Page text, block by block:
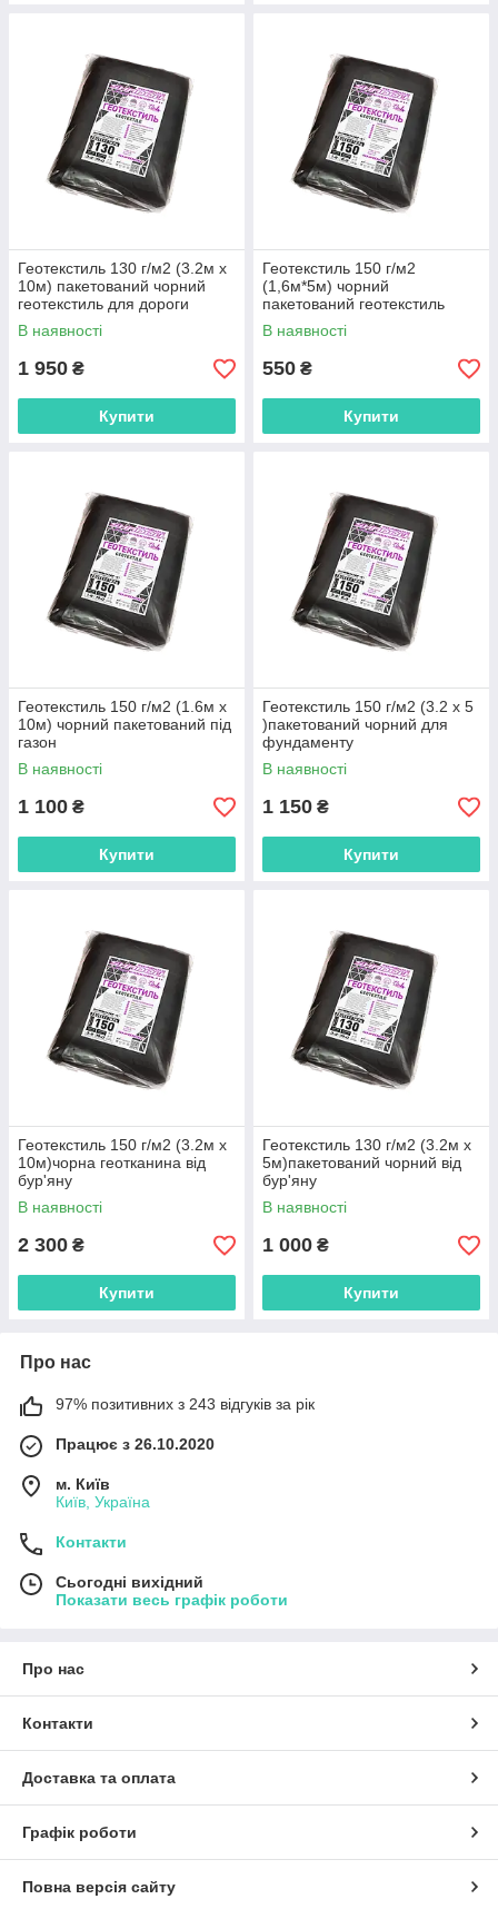
Геотекстиль 130 г/м2 (3.2м х
10м) пакетований чорний
геотекстиль для дороги
В наявності
1 950 ₴
Купити
Геотекстиль 150 г/м2
(1,6м*5м) чорний
пакетований геотекстиль
садовий
В наявності
550 ₴
Купити
Геотекстиль 150 г/м2 (1.6м х
10м) чорний пакетований під
газон
В наявності
1 100 ₴
Купити
Геотекстиль 150 г/м2 (3.2 х 5
)пакетований чорний для
фундаменту
В наявності
1 150 ₴
Купити
Геотекстиль 150 г/м2 (3.2м х
10м)чорна геотканина від
бур'яну
В наявності
2 300 ₴
Купити
Геотекстиль 130 г/м2 (3.2м х
5м)пакетований чорний від
бур'яну
В наявності
1 000 ₴
Купити
Про нас
97% позитивних з 243 відгуків за рік
Працює з 26.10.2020
м. Київ
Київ, Україна
Контакти
Сьогодні вихідний
Показати весь графік роботи
Про нас
Контакти
Доставка та оплата
Графік роботи
Повна версія сайту